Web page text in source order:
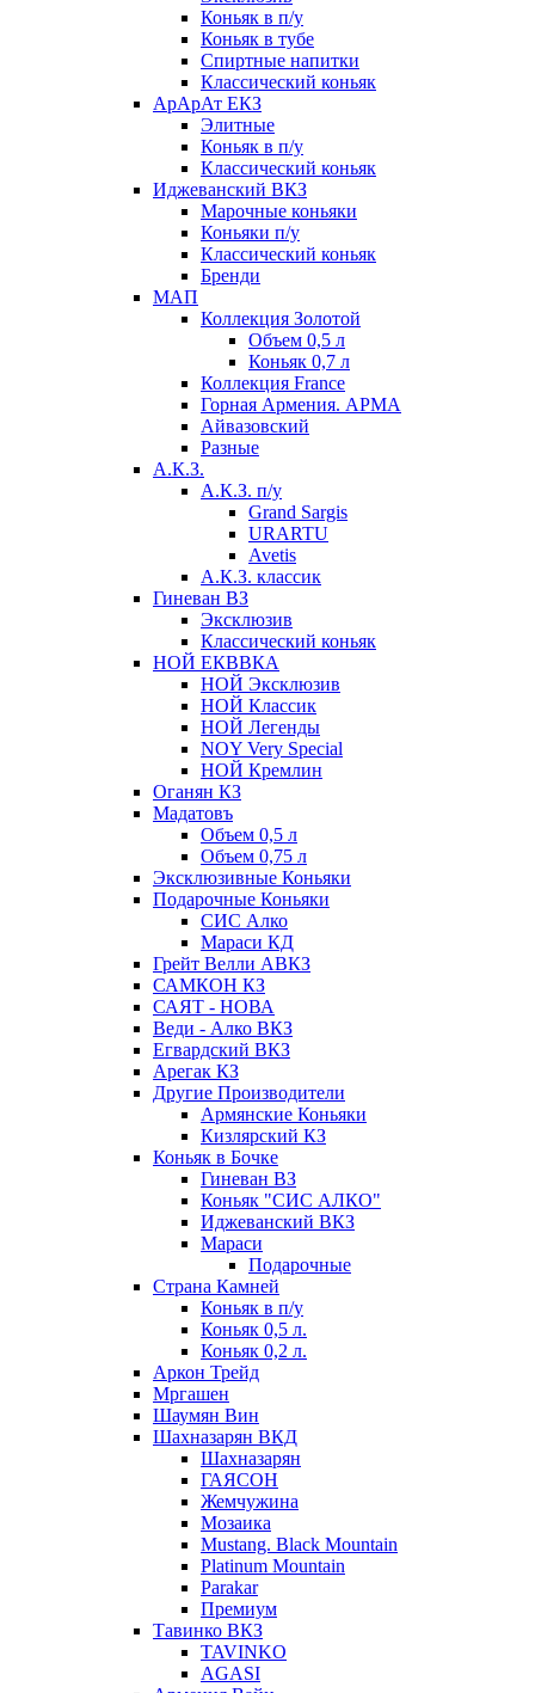
Коньяк в п/у
Коньяк в тубе
Спиртные напитки
Классический коньяк
АрАрАт ЕКЗ
Элитные
Коньяк в п/у
Классический коньяк
Иджеванский ВКЗ
Марочные коньяки
Коньяки п/у
Классический коньяк
Бренди
МАП
Коллекция Золотой
Объем 0,5 л
Коньяк 0,7 л
Коллекция France
Горная Армения. АРМА
Айвазовский
Разные
А.К.З.
А.К.З. п/у
Grand Sargis
URARTU
Avetis
А.К.З. классик
Гиневан ВЗ
Эксклюзив
Классический коньяк
НОЙ ЕКВВКА
НОЙ Эксклюзив
НОЙ Классик
НОЙ Легенды
NOY Very Speсial
НОЙ Кремлин
Оганян КЗ
Мадатовъ
Объем 0,5 л
Объем 0,75 л
Эксклюзивные Коньяки
Подарочные Коньяки
СИС Алко
Мараси КД
Грейт Велли АВКЗ
САМКОН КЗ
САЯТ - НОВА
Веди - Алко ВКЗ
Егвардский ВКЗ
Арегак КЗ
Другие Производители
Армянские Коньяки
Кизлярский КЗ
Коньяк в Бочке
Гиневан ВЗ
Коньяк "СИС АЛКО"
Иджеванский ВКЗ
Мараси
Подарочные
Страна Камней
Коньяк в п/у
Коньяк 0,5 л.
Коньяк 0,2 л.
Аркон Трейд
Мргашен
Шаумян Вин
Шахназарян ВКД
Шахназарян
ГАЯСОН
Жемчужина
Мозаика
Mustang. Black Mountain
Platinum Mountain
Parakar
Премиум
Тавинко ВКЗ
TAVINKO
AGASI